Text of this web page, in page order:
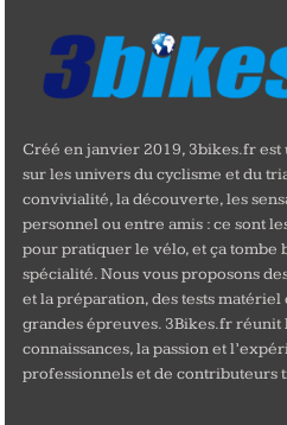
Créé en janvier 2019, 3bikes.fr
sur les univers du cyclisme et du
convivialité, la découverte, les
personnel ou entre amis : ce sont
pour pratiquer le vélo, et ça tombe
spécialité. Nous vous proposons
et la préparation, des tests matériel
grandes épreuves. 3Bikes.fr réunit
connaissances, la passion et
professionnels et de contributeurs